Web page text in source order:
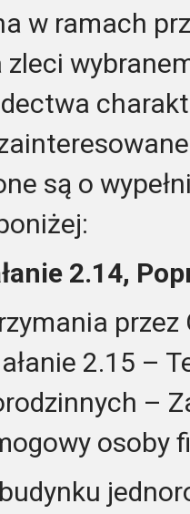
w ramach
są o
2.14,
2.15 –
–
osoby